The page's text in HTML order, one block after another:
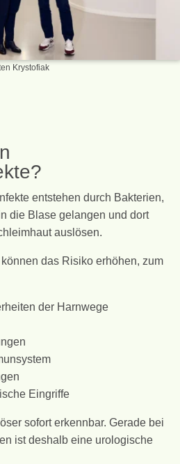
Krystofiak
entstehen durch Bakterien,
die Blase gelangen und dort
auslösen.
das Risiko erhöhen, zum
der Harnwege
Eingriffe
sofort erkennbar. Gerade bei
ist deshalb eine urologische